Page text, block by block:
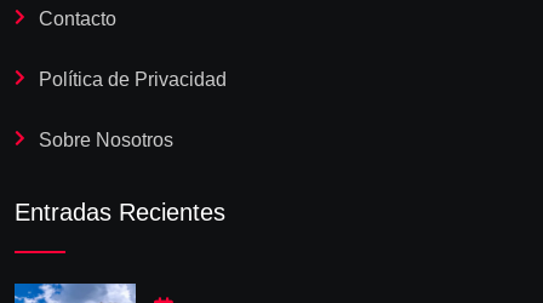
Contacto
Política de Privacidad
Sobre Nosotros
Entradas Recientes